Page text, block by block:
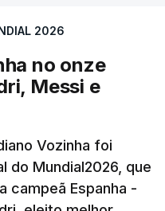
à FIFA o jogador
o momento
na sua primeira
um Mundial.
que o galardão
que
2026
no onze
Messi e
Vozinha foi
do Mundial2026, que
campeã Espanha -